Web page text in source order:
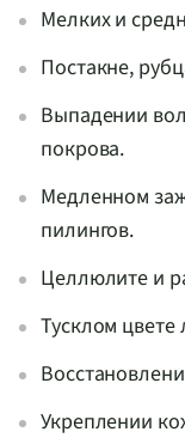
Мелких и
Постакне,
Выпадении
покрова.
Медленном
пилингов.
Целлюлите и
Тусклом
Укреплении